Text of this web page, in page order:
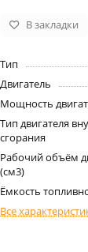
В закладки
Тип
Двигатель
Мощность
Тип двигателя
сгорания
Рабочий объём
(см3)
Ёмкость
Все